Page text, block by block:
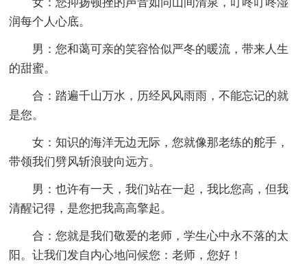
女：您抑扬顿挫的声音如同山间清泉，叮咚叮咚湿
润每个人心底。
男：您和蔼可亲的笑容恰似严冬的暖流，带来人生
的甜蜜。
合：踏遍千山万水，历经风风雨雨，不能忘记的就
是您。
女：知识的海洋无边无际，您就像那老练的舵手，
带领我们劈风斩浪驶向远方。
男：也许有一天，我们站在一起，我比您高，但我
清醒记得，是您把我高高擎起。
合：您就是我们敬爱的老师，学生心中永不落的太
阳。让我们发自内心地问候您：老师，您好！